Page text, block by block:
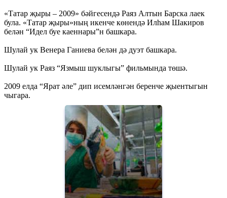
«Татар җыры – 2009» бәйгесендә Раяз Алтын Барска лаек
була. «Татар җыры»ның икенче көнендә Илһам Шакиров
белән “Идел буе каеннары”н башкара.
Шулай ук Венера Ганиева белән дә дуэт башкара.
Шулай ук Раяз “Язмыш шуклыгы” фильмында төшә.
2009 елда “Ярат әле” дип исемләнгән беренче җыентыгын
чыгара.